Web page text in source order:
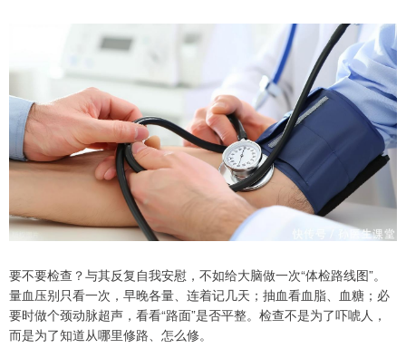
要不要检查？与其反复自我安慰，不如给大脑做一次“体检路线图”。
量血压别只看一次，早晚各量、连着记几天；抽血看血脂、血糖；必
要时做个颈动脉超声，看看“路面”是否平整。检查不是为了吓唬人，
而是为了知道从哪里修路、怎么修。